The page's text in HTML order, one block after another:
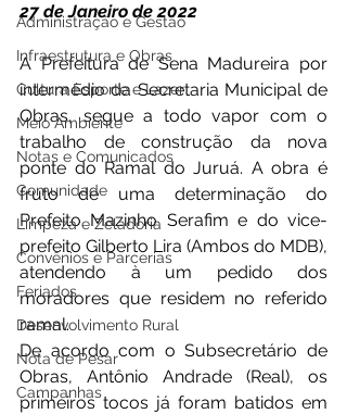
Administração e Gestão
Infraestrutura e Obras
Cultura Esporte e Lazer
Meio Ambiente
Notas e Comunicados
Comunidade
Limpeza e Zeladoria
Convênios e Parcerias
Feriados
Desenvolvimento Rural
Nota de Pesar
Campanhas
27 de Janeiro de 2022
A Prefeitura de Sena Madureira por
intermédio da Secretaria Municipal de
Obras, segue a todo vapor com o
trabalho de construção da nova
ponte do Ramal do Juruá. A obra é
fruto de uma determinação do
Prefeito Mazinho Serafim e do vice-
prefeito Gilberto Lira (Ambos do MDB),
atendendo à um pedido dos
moradores que residem no referido
ramal.
De acordo com o Subsecretário de
Obras, Antônio Andrade (Real), os
primeiros tocos já foram batidos em